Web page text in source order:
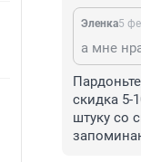
Эленка5
скидка 5-
штуку со